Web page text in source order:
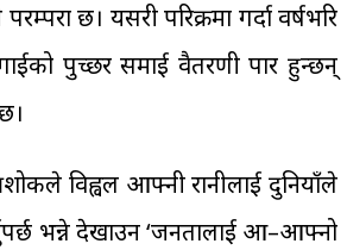
छ। यसरी परिक्रमा गर्दा वर्षभरि
पुच्छर समाई वैतरणी पार हुन्छन्
विह्वल आफ्नी रानीलाई दुनियाँले
भन्ने देखाउन ‘जनतालाई आ–आफ्नो